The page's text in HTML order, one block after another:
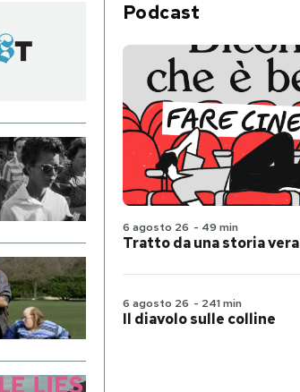
Podcast
6 agosto 26 - 49 min
Tratto da una storia vera
6 agosto 26 - 241 min
Il diavolo sulle colline